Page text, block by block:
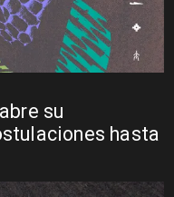
su
hasta